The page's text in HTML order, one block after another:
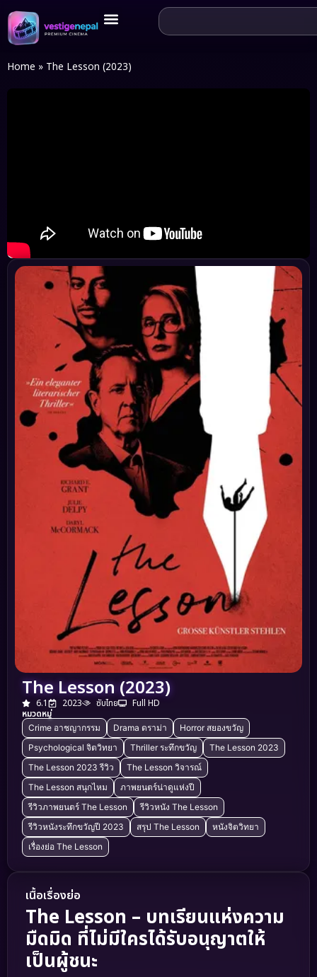
Home » The Lesson (2023)
The Lesson (2023)
6.1 2023 ซับไทย
Full HD
หมวดหมู่
Crime อาชญากรรม Drama ดราม่า
Horror สยองขวัญ
Psychological จิตวิทยา
Thriller ระทึกขวัญ
The Lesson 2023
The Lesson 2023 รีวิว
The Lesson วิจารณ์
The Lesson สนุกไหม
ภาพยนตร์น่าดูแห่งปี
รีวิวภาพยนตร์ The Lesson
รีวิวหนัง The Lesson
รีวิวหนังระทึกขวัญปี 2023
สรุป The Lesson
หนังจิตวิทยา
เรื่องย่อ The Lesson
เนื้อเรื่องย่อ
The Lesson – บทเรียนแห่งความ
มืดมิด ที่ไม่มีใครได้รับอนุญาตให้
เป็นผู้ชนะ